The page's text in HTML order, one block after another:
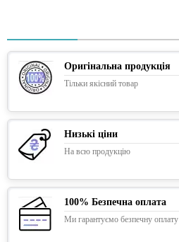
Оригінальна продукція
Тільки якісний товар
Низькі ціни
На всю продукцію
100% Безпечна оплата
Ми гарантуємо безпечну оплату